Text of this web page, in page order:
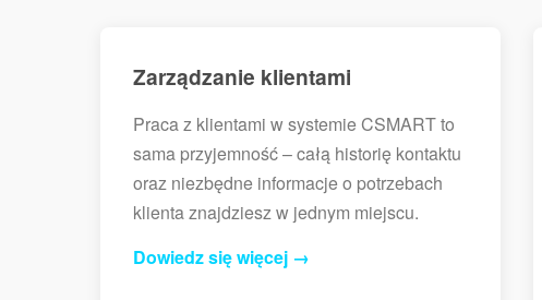
Zarządzanie klientami
Praca z klientami w systemie CSMART to
sama przyjemność – całą historię kontaktu
oraz niezbędne informacje o potrzebach
klienta znajdziesz w jednym miejscu.
Dowiedz się więcej →